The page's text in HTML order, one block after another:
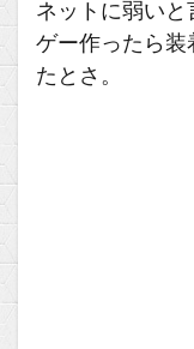
ネットに弱いと
ゲー作ったら装
たとさ。